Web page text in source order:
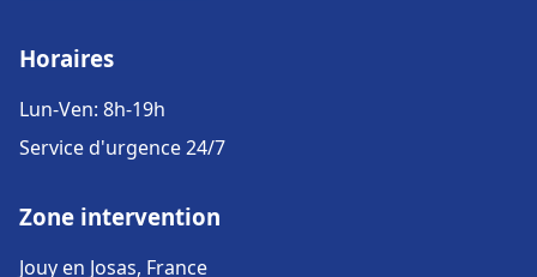
Horaires
Lun-Ven: 8h-19h
Service d'urgence 24/7
Zone intervention
Jouy en Josas, France